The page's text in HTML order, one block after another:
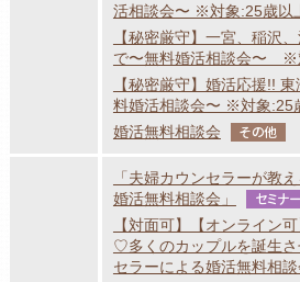
活相談会〜 ※対象:25歳以
【秘密厳守】一宮、稲沢
で〜無料婚活相談会〜 ※
【秘密厳守】婚活応援!!
料婚活相談会〜 ※対象:25
婚活無料相談会 その他
「夫婦カウンセラーが教
婚活無料相談会」
セミナー
【対面可】【オンライン
♡多くのカップルを誕生
セラーによる婚活無料相談